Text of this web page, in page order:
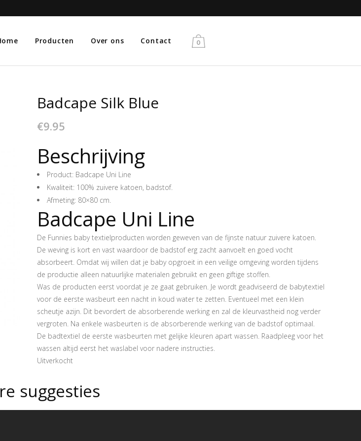
0
Producten Over ons Contact
Badcape Silk Blue
€9.95
Beschrijving
Product: Badcape Uni Line
Kwaliteit: 100% zuivere katoen, badstof.
Afmeting: 80×80 cm.
Badcape Uni Line
De Funnies baby textielproducten worden geweven van de fijnste natuur zuivere katoen.
De weving is kort en vast waardoor de badstof erg zacht aanvoelt en goed vocht
absorbeert. Omdat wij willen dat je baby opgroeit in een veilige omgeving worden tijdens
de productie alleen natuurlijke materialen gebruikt en geen giftige stoffen.
Was de producten eerst voordat je ze gaat gebruiken. Je wordt geadviseerd de babytextiel
voor de eerste wasbeurt een nacht in koud water te zetten. Eventueel met een klein
scheutje azijn. Dit bevordert de absorberende werking en zal de kleurvastheid nog verder
vergroten. Na enkele wasbeurten is de absorberende werking van de badstof optimaal.
De badtextiel de eerste wasbeurten met gelijke kleuren apart wassen. Raadpleeg voor het
wassen altijd eerst het waslabel voor nadere instructies.
Uitverkocht
suggesties